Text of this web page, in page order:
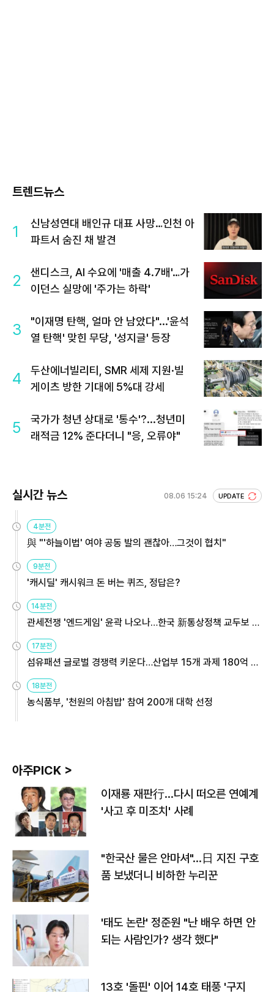
트렌드뉴스
1
신남성연대 배인규 대표 사망…인천 아
파트서 숨진 채 발견
2
샌디스크, AI 수요에 '매출 4.7배'…가
이던스 실망에 '주가는 하락'
3
"이재명 탄핵, 얼마 안 남았다"...'윤석
열 탄핵' 맞힌 무당, '성지글' 등장
4
두산에너빌리티, SMR 세제 지원·빌
게이츠 방한 기대에 5%대 강세
5
국가가 청년 상대로 '통수'?...청년미
래적금 12% 준다더니 "응, 오류야"
실시간 뉴스 08.06 15:24 UPDATE
4분전
與 "'하늘이법' 여야 공동 발의 괜찮아…그것이 협치"
9분전
'캐시딜' 캐시워크 돈 버는 퀴즈, 정답은?
14분전
관세전쟁 '엔드게임' 윤곽 나오나…한국 新통상정책 교두보 활
용해야
17분전
섬유패션 글로벌 경쟁력 키운다…산업부 15개 과제 180억 지
원
18분전
농식품부, '천원의 아침밥' 참여 200개 대학 선정
아주PICK >
이재룡 재판行…다시 떠오른 연예계
'사고 후 미조치' 사례
"한국산 물은 안마셔"…日 지진 구호
품 보냈더니 비하한 누리꾼
'태도 논란' 정준원 "난 배우 하면 안
되는 사람인가? 생각 했다"
13호 '돌핀' 이어 14호 태풍 '구지